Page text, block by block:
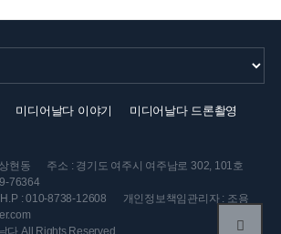
미디어날다 이야기
미디어날다 드론촬영
현동
주소 : 경기도 여주시 여주남로 302, 101호
76364
H.P : 010-8738-12608
개인정보책임관리자 : 조용
다 All Rights Reserved.